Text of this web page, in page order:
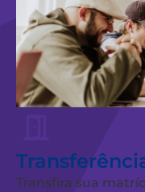
Transfira sua